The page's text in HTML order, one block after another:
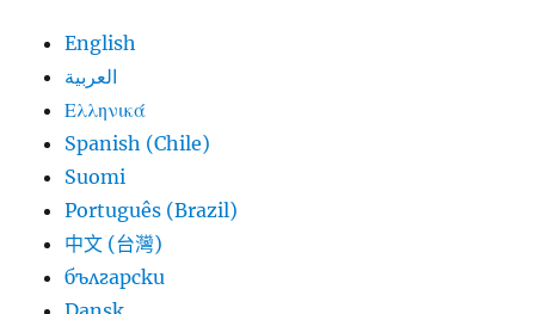
English
العربية
Ελληνικά
Spanish (Chile)
Suomi
Português (Brazil)
中文 (台灣)
български